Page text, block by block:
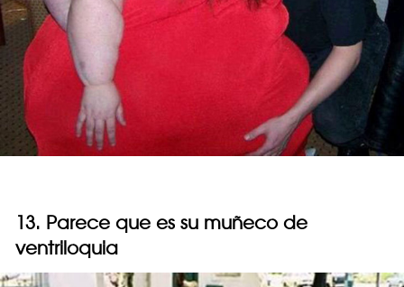
13. Parece que es su muñeco de
ventriloquia